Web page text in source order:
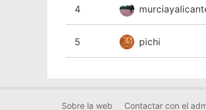
4
5 pichi
Sobre la web Contactar con el